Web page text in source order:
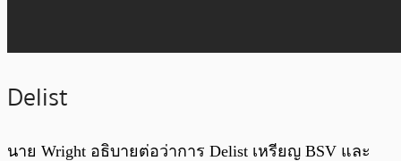
Delist
นาย Wright อธิบายต่อว่าการ Delist เหรียญ BSV และ